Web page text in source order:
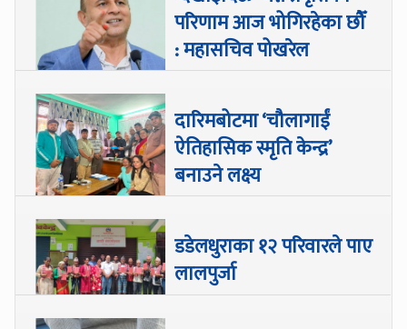
परिणाम आज भोगिरहेका छौँ
: महासचिव पोखरेल
दारिमबोटमा ‘चौलागाईं
ऐतिहासिक स्मृति केन्द्र’
बनाउने लक्ष्य
डडेलधुराका १२ परिवारले पाए
लालपुर्जा